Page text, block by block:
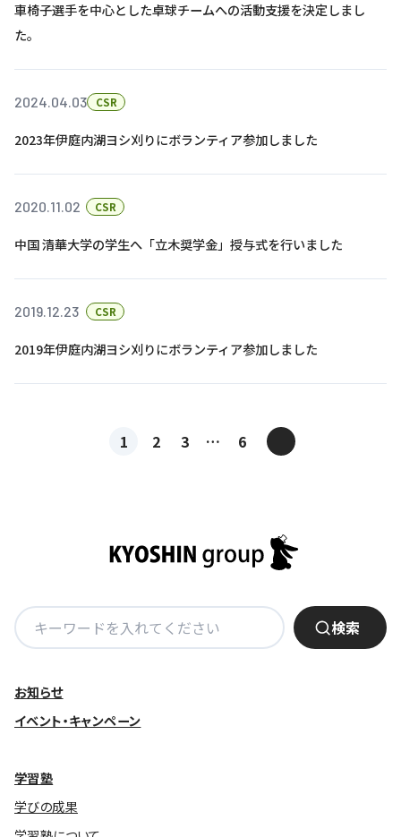
車椅子選手を中心とした卓球チームへの活動支援を決定しまし
た。
2024.04.03 CSR
2023年伊庭内湖ヨシ刈りにボランティア参加しました
2020.11.02 CSR
中国 清華大学の学生へ「立木奨学金」授与式を行いました
2019.12.23 CSR
2019年伊庭内湖ヨシ刈りにボランティア参加しました
ョ
ン
1 2 3 … 6
検
索:
検索
お知らせ
イベント・キャンペーン
学習塾
学びの成果